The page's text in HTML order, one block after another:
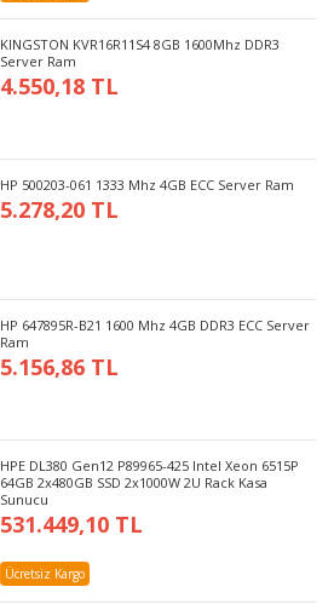
KINGSTON KVR16R11S4 8GB 1600Mhz DDR3
Server Ram
4.550,18 TL
HP 500203-061 1333 Mhz 4GB ECC Server Ram
5.278,20 TL
HP 647895R-B21 1600 Mhz 4GB DDR3 ECC Server
Ram
5.156,86 TL
HPE DL380 Gen12 P89965-425 Intel Xeon 6515P
64GB 2x480GB SSD 2x1000W 2U Rack Kasa
Sunucu
531.449,10 TL
Ücretsiz Kargo